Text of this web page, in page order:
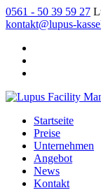
0561 - 50 39 59 27
kontakt@lupus-
Startseite
Preise
Unternehmen
Angebot
News
Kontakt